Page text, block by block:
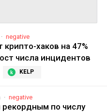
negative
крипто-хаков на 47%
числа инцидентов
KELP
negative
рекордным по числу